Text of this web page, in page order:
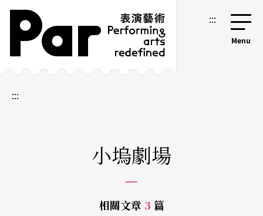
跳到主要內容區塊
網站導覽 :::
:::
小塢劇場
相關文章 3 篇